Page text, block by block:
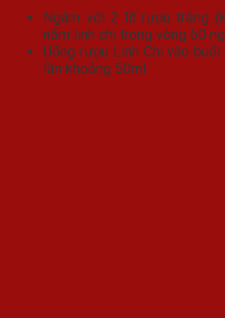
Ngâm với 2 lít rượu trắng
nấm linh chi trong vòng 60
Uống rượu Linh Chi vào
lần khoảng 50ml.